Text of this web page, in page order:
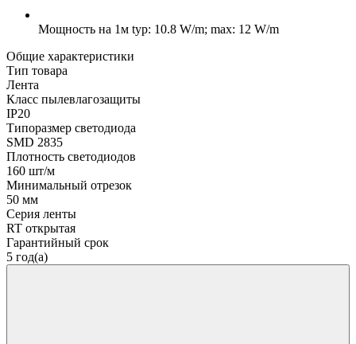
Мощность на 1м typ: 10.8 W/m; max: 12 W/m
Общие характеристики
Тип товара
Лента
Класс пылевлагозащиты
IP20
Типоразмер светодиода
SMD 2835
Плотность светодиодов
160 шт/м
Минимальный отрезок
50 мм
Серия ленты
RT открытая
Гарантийный срок
5 год(а)